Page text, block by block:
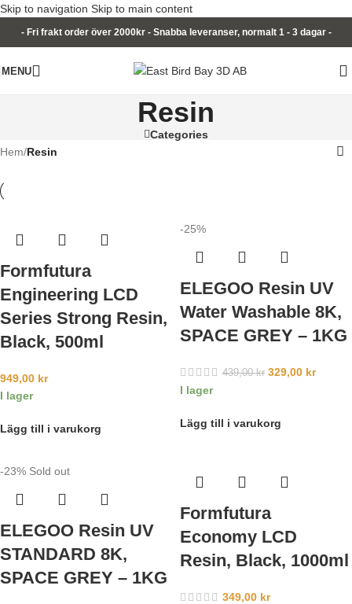
Skip to navigation Skip to main content
- Fri frakt order över 2000kr - Snabba leveranser, normalt 1 - 3 dagar -
MENU
Resin
Categories
Hem/Resin
Formfutura
Engineering LCD
Series Strong Resin,
Black, 500ml
949,00 kr
I lager
Lägg till i varukorg
-25%
ELEGOO Resin UV
Water Washable 8K,
SPACE GREY – 1KG
439,00kr 329,00 kr
I lager
Lägg till i varukorg
-23% Sold out
ELEGOO Resin UV
STANDARD 8K,
SPACE GREY – 1KG
Formfutura
Economy LCD
Resin, Black, 1000ml
349,00 kr